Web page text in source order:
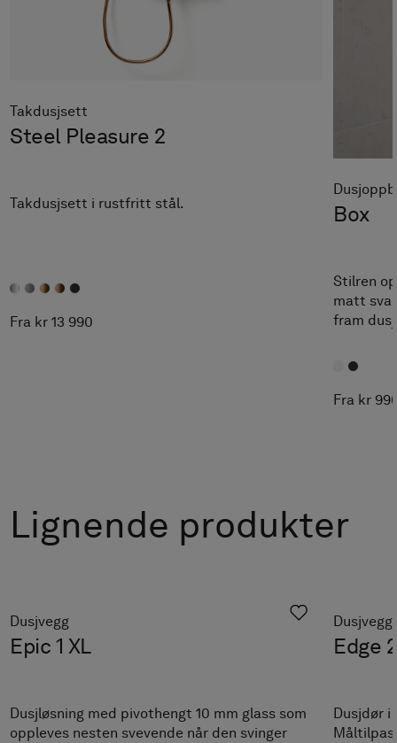
Takdusjsett
Steel Pleasure 2
Takdusjsett i rustfritt stål.
Fra kr 13 990
Box
Stilren
matt
fram
Fra kr
Lignende produkter
Dusjvegg
Epic 1 XL
Dusjløsning med pivothengt 10 mm glass som
oppleves nesten svevende når den svinger
Dusjvegg
Edge 2
Dusjdør